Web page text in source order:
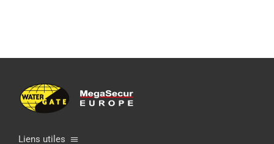
Liens utiles